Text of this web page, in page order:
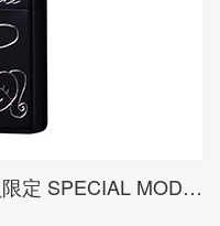
EMPiRE YUKA ロイヤル会員限定 SPECIAL MODEL (受注生産品)